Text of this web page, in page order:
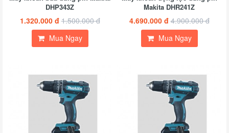
DHP343Z
1.320.000 đ 1.500.000 đ
Mua Ngay
Makita DHR241Z
4.690.000 đ 4.900.000 đ
Mua Ngay